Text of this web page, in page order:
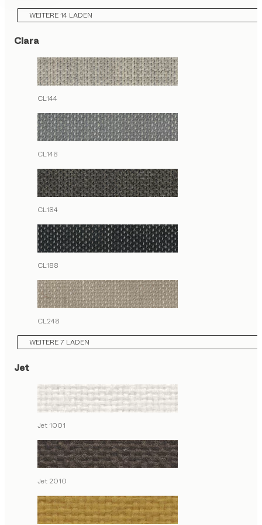
WEITERE 14 LADEN
Clara
CL144
CL148
CL184
CL188
CL248
WEITERE 7 LADEN
Jet
Jet 1001
Jet 2010